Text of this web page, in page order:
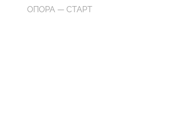
ОПОРА — СТАРТ